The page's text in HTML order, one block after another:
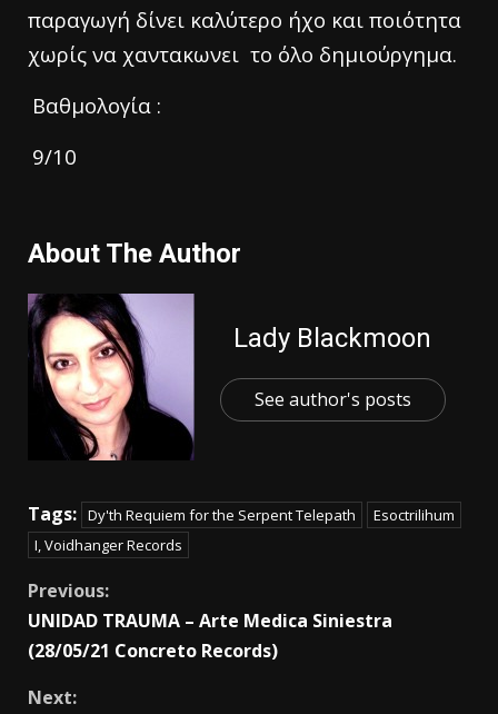
παραγωγή δίνει καλύτερο ήχο και ποιότητα
χωρίς να χαντακωνει το όλο δημιούργημα.
Βαθμολογία :
9/10
About The Author
Lady Blackmoon
See author's posts
Tags: Dy'th Requiem for the Serpent Telepath
Esoctrilihum
I, Voidhanger Records
Previous:
UNIDAD TRAUMA – Arte Medica Siniestra
(28/05/21 Concreto Records)
Next: